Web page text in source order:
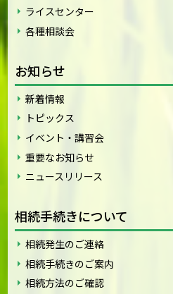
ライスセンター
各種相談会
お知らせ
新着情報
トピックス
イベント・講習会
重要なお知らせ
ニュースリリース
相続手続きについて
相続発生のご連絡
相続手続きのご案内
相続方法のご確認